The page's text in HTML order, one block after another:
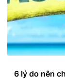
6 lý do nên